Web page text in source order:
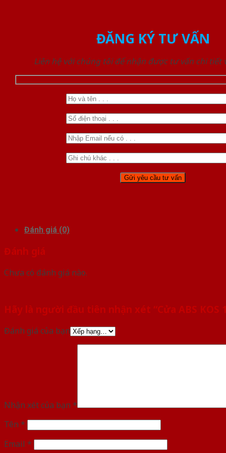
ĐĂNG KÝ TƯ VẤN
Liên hệ với chúng tôi để nhận được tư vấn chi tiết
Đánh giá (0)
Đánh giá
Chưa có đánh giá nào.
Hãy là người đầu tiên nhận xét “Cửa ABS KOS
Đánh giá của bạn
Nhận xét của bạn *
Tên *
Email *